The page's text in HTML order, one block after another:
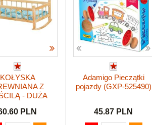
KOŁYSKA
Z
- DUŻA
PLN
Adamigo Pieczątki
pojazdy (GXP-525490)
45.87 PLN